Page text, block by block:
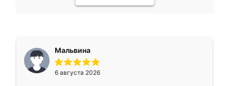
Мальвина
6 августа 2026